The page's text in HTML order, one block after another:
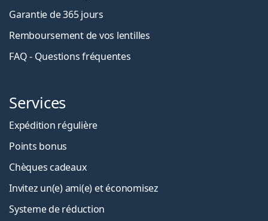
Garantie de 365 jours
Remboursement de vos lentilles
FAQ - Questions fréquentes
Services
Expédition régulière
Points bonus
Chèques cadeaux
Invitez un(e) ami(e) et économisez
Systeme de réduction